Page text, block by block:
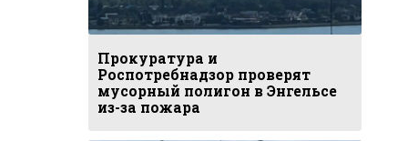
Прокуратура и
Роспотребнадзор проверят
мусорный полигон в Энгельсе
из-за пожара